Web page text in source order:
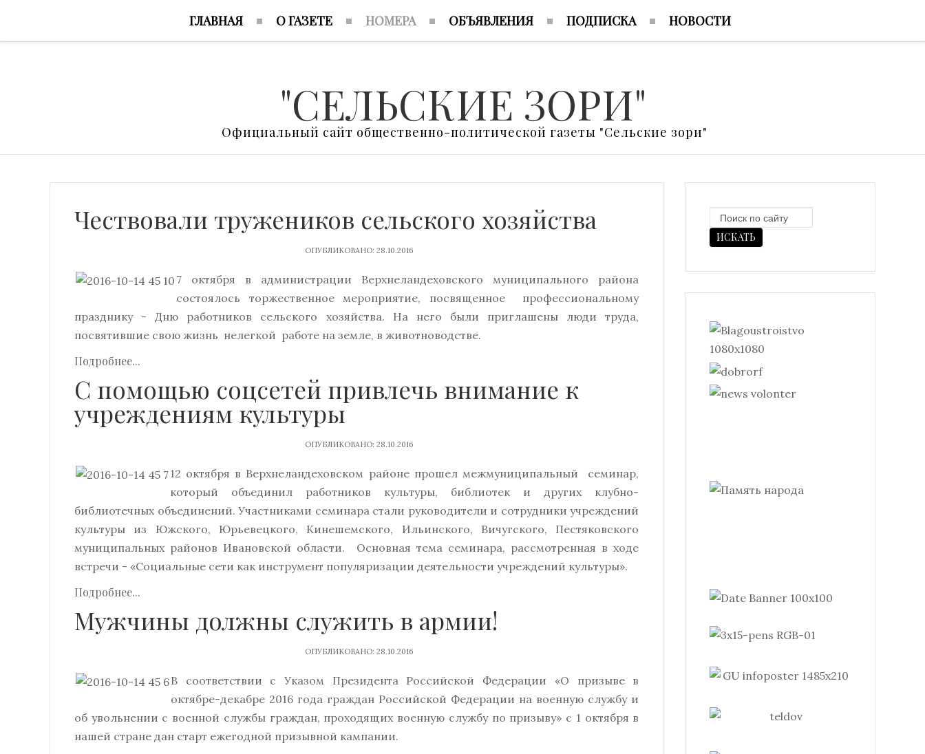
ГЛАВНАЯ О ГАЗЕТЕ НОМЕРА ОБЪЯВЛЕНИЯ ПОДПИСКА НОВОСТИ
"СЕЛЬСКИЕ ЗОРИ"
Официальный сайт общественно-политической газеты "Сельские зори"
Чествовали тружеников сельского хозяйства
ОПУБЛИКОВАНО: 28.10.2016
7 октября в администрации Верхнеландеховского муниципального района
состоялось торжественное мероприятие, посвященное профессиональному
празднику - Дню работников сельского хозяйства. На него были приглашены люди труда,
посвятившие свою жизнь нелегкой работе на земле, в животноводстве.
Подробнее...
С помощью соцсетей привлечь внимание к
учреждениям культуры
ОПУБЛИКОВАНО: 28.10.2016
12 октября в Верхнеландеховском районе прошел межмуниципальный семинар,
который объединил работников культуры, библиотек и других клубно-
библиотечных объединений. Участниками семинара стали руководители и сотрудники учреждений
культуры из Южского, Юрьевецкого, Кинешемского, Ильинского, Вичугского, Пестяковского
муниципальных районов Ивановской области. Основная тема семинара, рассмотренная в ходе
встречи - «Социальные сети как инструмент популяризации деятельности учреждений культуры».
Подробнее...
Мужчины должны служить в армии!
ОПУБЛИКОВАНО: 28.10.2016
В соответствии с Указом Президента Российской Федерации «О призыве в
октябре-декабре 2016 года граждан Российской Федерации на военную службу и
об увольнении с военной службы граждан, проходящих военную службу по призыву» с 1 октября в
нашей стране дан старт ежегодной призывной кампании.
ИСКАТЬ